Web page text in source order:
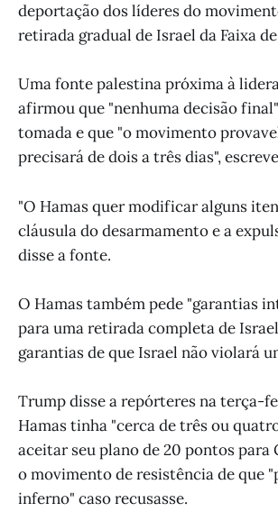
deportação dos líderes do
retirada gradual de Israel da Faixa
Uma fonte palestina próxima à
afirmou que "nenhuma decisão
tomada e que "o movimento
precisará de dois a três dias",
"O Hamas quer modificar alguns
cláusula do desarmamento e a
disse a fonte.
O Hamas também pede "garantias
para uma retirada completa de
garantias de que Israel não violará
Trump disse a repórteres na terça-
Hamas tinha "cerca de três ou
aceitar seu plano de 20 pontos para
o movimento de resistência de que
inferno" caso recusasse.